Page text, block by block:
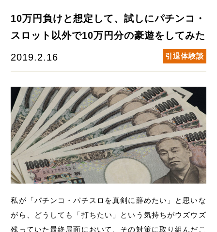
10万円負けと想定して、試しにパチンコ・
スロット以外で10万円分の豪遊をしてみた
2019.2.16 引退体験談
私が「パチンコ・パチスロを真剣に辞めたい」と思いな
がら、どうしても「打ちたい」という気持ちがウズウズ
残っていた最終局面において、その対策に取り組んだこ